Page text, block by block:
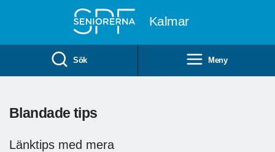
Kalmar
Sök Meny
Blandade tips
Länktips med mera